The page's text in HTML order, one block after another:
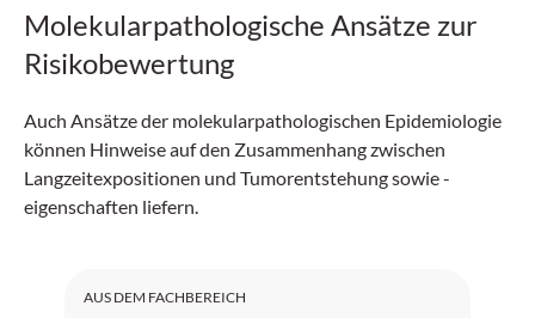
Molekularpathologische Ansätze zur
Risikobewertung
Auch Ansätze der molekularpathologischen Epidemiologie
können Hinweise auf den Zusammenhang zwischen
Langzeitexpositionen und Tumorentstehung sowie -
eigenschaften liefern.
AUS DEM FACHBEREICH